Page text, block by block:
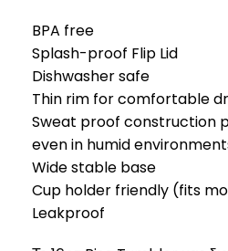
BPA free
Splash-proof Flip Lid
Dishwasher safe
Thin rim for comfortable
Sweat proof construction
even in humid
Wide stable base
Cup holder friendly (fits
Leakproof